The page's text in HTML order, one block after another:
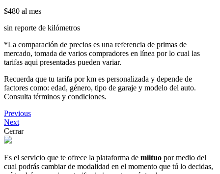
$480 al mes
sin reporte de kilómetros
*La comparación de precios es una referencia de primas de
mercado, tomada de varios compradores en línea por lo cual las
tarifas aqui presentadas pueden variar.
Recuerda que tu tarifa por km es personalizada y depende de
factores como: edad, género, tipo de garaje y modelo del auto.
Consulta términos y condiciones.
Previous
Next
Cerrar
Es el servicio que te ofrece la plataforma de miituo por medio del
cual podrás cambiar de modalidad en el momento que tú lo decidas,